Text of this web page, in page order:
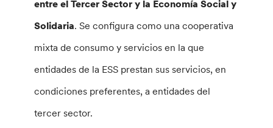
entre el Tercer Sector y la Economía Social y
Solidaria. Se configura como una cooperativa
mixta de consumo y servicios en la que
entidades de la ESS prestan sus servicios, en
condiciones preferentes, a entidades del
tercer sector.